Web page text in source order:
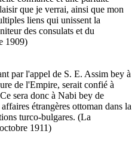
que je verrai, ainsi que mon
liens qui unissent la
des consulats et du
1909)
par l'appel de S. E. Assim bey à
de l'Empire, serait confié à
sera donc à Nabi bey de
étrangères ottoman dans la
turco-bulgares. (La
1911)